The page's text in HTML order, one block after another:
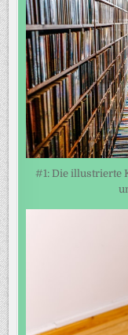
#1: Die illustrierte